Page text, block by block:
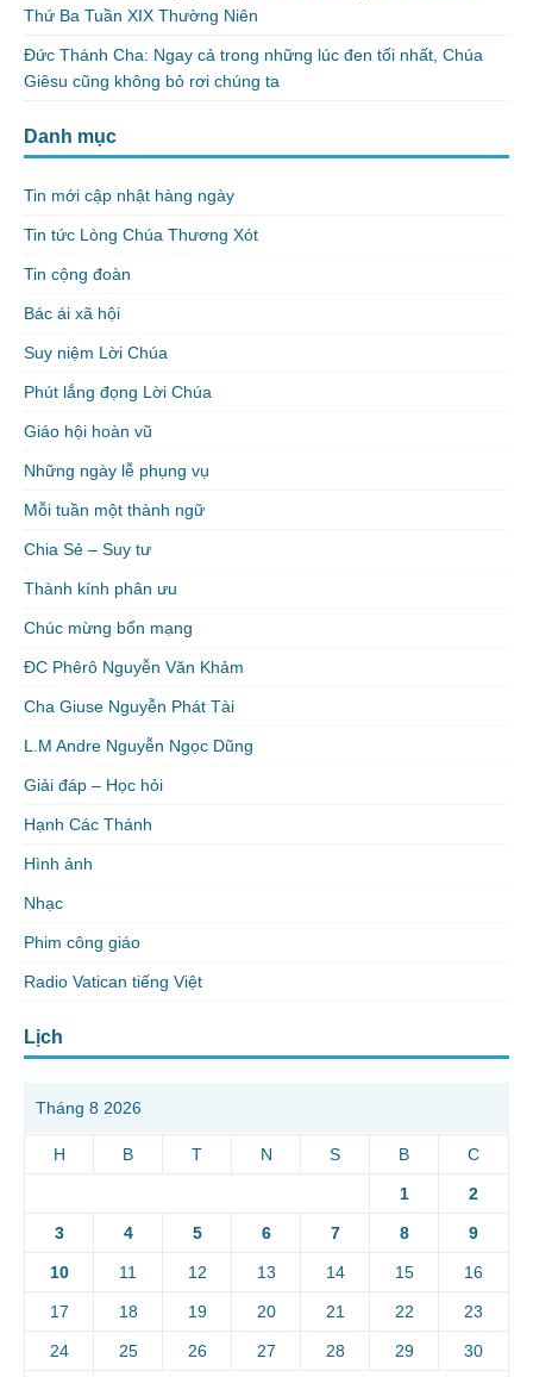
Thứ Ba Tuần XIX Thường Niên
Đức Thánh Cha: Ngay cả trong những lúc đen tối nhất, Chúa
Giêsu cũng không bỏ rơi chúng ta
Danh mục
Tin mới cập nhật hàng ngày
Tin tức Lòng Chúa Thương Xót
Tin cộng đoàn
Bác ái xã hội
Suy niệm Lời Chúa
Phút lắng đọng Lời Chúa
Giáo hội hoàn vũ
Những ngày lễ phụng vụ
Mỗi tuần một thành ngữ
Chia Sẻ – Suy tư
Thành kính phân ưu
Chúc mừng bổn mạng
ĐC Phêrô Nguyễn Văn Khảm
Cha Giuse Nguyễn Phát Tài
L.M Andre Nguyễn Ngọc Dũng
Giải đáp – Học hỏi
Hạnh Các Thánh
Hình ảnh
Nhạc
Phim công giáo
Radio Vatican tiếng Việt
Lịch
Tháng 8 2026
H B T N S B C
1 2
3 4 5 6 7 8 9
10 11 12 13 14 15 16
17 18 19 20 21 22 23
24 25 26 27 28 29 30